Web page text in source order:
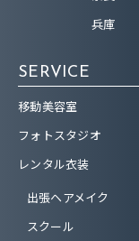
兵庫
SERVICE
移動美容室
フォトスタジオ
レンタル衣装
出張ヘアメイク
スクール